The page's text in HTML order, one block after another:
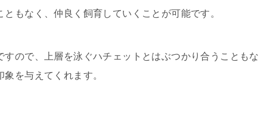
もなく、仲良く飼育していくことが可能です。
ので、上層を泳ぐハチェットとはぶつかり合うこともな
を与えてくれます。